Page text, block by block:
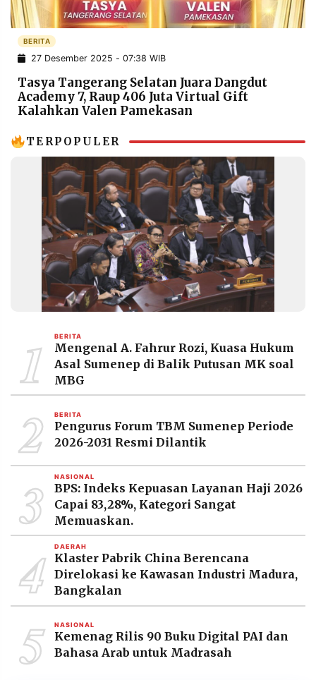
POLICY WARGA
INFORMASI
IKLAN
PENGADUAN TERM
OF
SERVICE
IKUTI
RESOLUSI
Resolusi.co
2026
PT.
MEDIA
PRAMUDITA
BERITA
27 Desember 2025 - 07:38 WIB
Tasya Tangerang Selatan Juara Dangdut
Academy 7, Raup 406 Juta Virtual Gift
Kalahkan Valen Pamekasan
TERPOPULER
1 BERITA
Mengenal A. Fahrur Rozi, Kuasa Hukum
Asal Sumenep di Balik Putusan MK soal
MBG
2 BERITA
Pengurus Forum TBM Sumenep Periode
2026-2031 Resmi Dilantik
3 NASIONAL
BPS: Indeks Kepuasan Layanan Haji 2026
Capai 83,28%, Kategori Sangat
Memuaskan.
4 DAERAH
Klaster Pabrik China Berencana
Direlokasi ke Kawasan Industri Madura,
Bangkalan
5 NASIONAL
Kemenag Rilis 90 Buku Digital PAI dan
Bahasa Arab untuk Madrasah